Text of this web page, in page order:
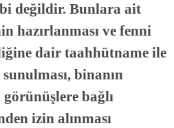
değildir. Bunlara ait
hazırlanması ve fenni
dair taahhütname ile
binanın
bağlı
izin alınması